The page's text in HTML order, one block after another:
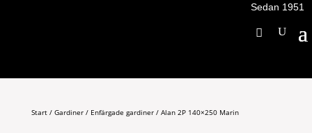
Sedan 1951
Start/ Gardiner/ Enfärgade gardiner/ Alan 2P 140×250 Marin